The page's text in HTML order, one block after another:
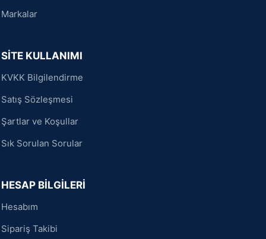
Markalar
SİTE KULLANIMI
KVKK Bilgilendirme
Satış Sözleşmesi
Şartlar ve Koşullar
Sık Sorulan Sorular
HESAP BİLGİLERİ
Hesabım
Sipariş Takibi